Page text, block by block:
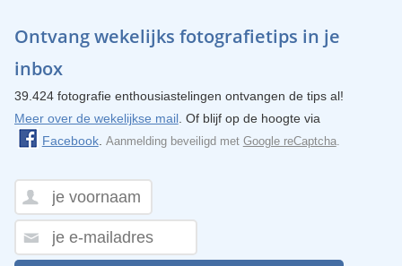
Ontvang wekelijks fotografietips in je
inbox
39.424 fotografie enthousiastelingen ontvangen de tips al!
Meer over de wekelijkse mail. Of blijf op de hoogte via
Facebook. Aanmelding beveiligd met Google reCaptcha.